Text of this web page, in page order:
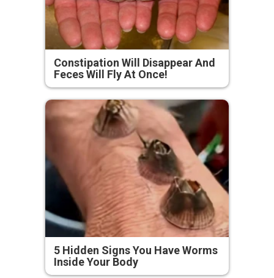
Constipation Will Disappear And
Feces Will Fly At Once!
5 Hidden Signs You Have Worms
Inside Your Body